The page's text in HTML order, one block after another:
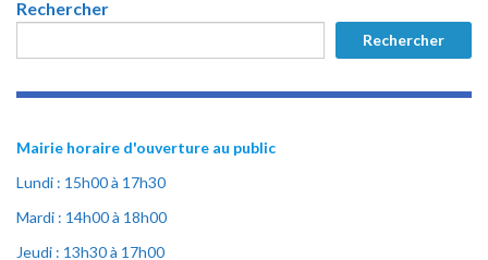
Rechercher
Rechercher
Mairie horaire d'ouverture au public
Lundi : 15h00 à 17h30
Mardi : 14h00 à 18h00
Jeudi : 13h30 à 17h00